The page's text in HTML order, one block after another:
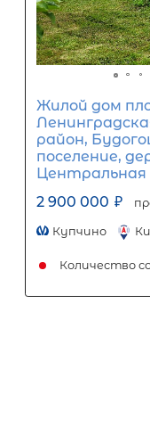
Дачный
район,
Пупышево,
2 500 000
Улица